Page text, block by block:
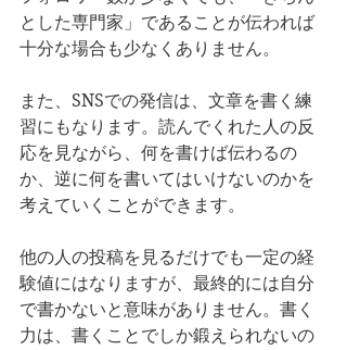
とした専門家」であることが伝われば
十分な場合も少なくありません。
また、SNSでの発信は、文章を書く練
習にもなります。読んでくれた人の反
応を見ながら、何を書けば伝わるの
か、逆に何を書いてはいけないのかを
考えていくことができます。
他の人の投稿を見るだけでも一定の経
験値にはなりますが、最終的には自分
で書かないと意味がありません。書く
力は、書くことでしか鍛えられないの